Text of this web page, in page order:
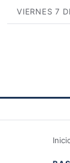
VIERNES 7